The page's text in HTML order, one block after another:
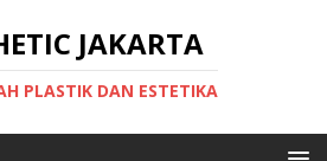
JAKARTA
PLASTIK DAN ESTETIKA